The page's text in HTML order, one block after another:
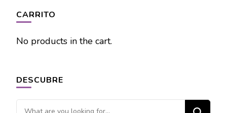
CARRITO
No products in the cart.
DESCUBRE
Looking